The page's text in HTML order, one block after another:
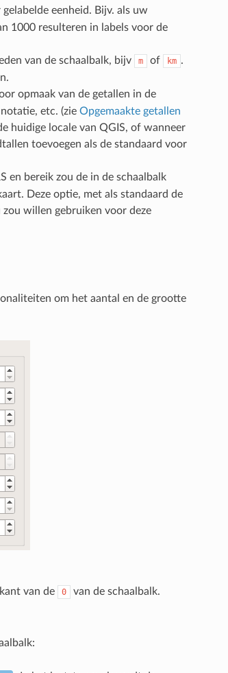
eenheid. Bijv. als uw
1000 resulteren in labels voor de
van de schaalbalk, bijv m of km .
opmaak van de getallen in de
etc. (zie Opgemaakte getallen
huidige locale van QGIS, of wanneer
toevoegen als de standaard voor
en bereik zou de in de schaalbalk
Deze optie, met als standaard de
willen gebruiken voor deze
om het aantal en de grootte
van de 0
van de schaalbalk.